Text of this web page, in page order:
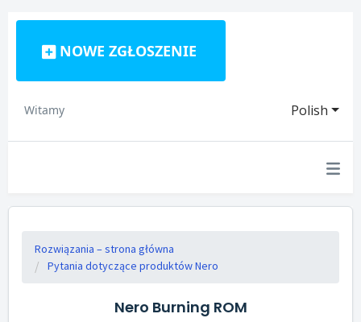
NOWE ZGŁOSZENIE
Polish
Witamy
Rozwiązania – strona główna
Pytania dotyczące produktów Nero
Nero Burning ROM